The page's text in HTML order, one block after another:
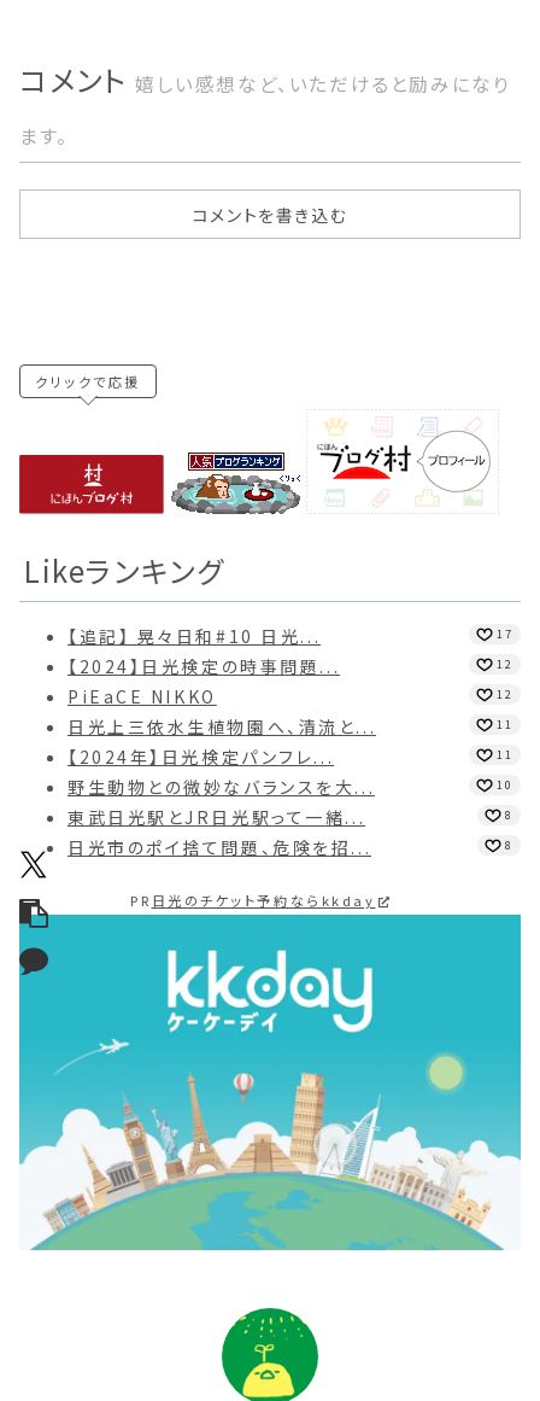
コメント 嬉しい感想など、いただけると励みになり
ます。
コメントを書き込む
クリックで応援
Likeランキング
【追記】 晃々日和#10 日光... 17
【2024】日光検定の時事問題... 12
PiEaCE NIKKO 12
日光上三依水生植物園へ、清流と... 11
【2024年】日光検定パンフレ... 11
野生動物との微妙なバランスを大... 10
東武日光駅とJR日光駅って一緒... 8
日光市のポイ捨て問題、危険を招... 8
PR 日光のチケット予約ならkkday